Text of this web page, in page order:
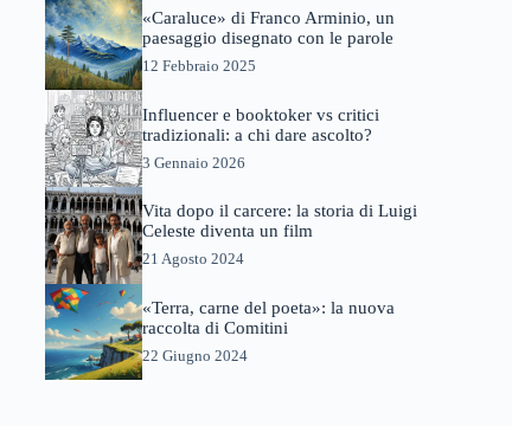
«Caraluce» di Franco Arminio, un
paesaggio disegnato con le parole
12 Febbraio 2025
Influencer e booktoker vs critici
tradizionali: a chi dare ascolto?
3 Gennaio 2026
Vita dopo il carcere: la storia di Luigi
Celeste diventa un film
21 Agosto 2024
«Terra, carne del poeta»: la nuova
raccolta di Comitini
22 Giugno 2024